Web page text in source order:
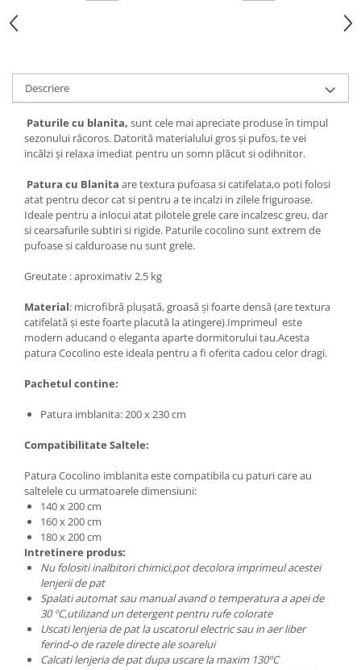
Descriere
Paturile cu blanita, sunt cele mai apreciate produse în timpul
sezonului răcoros. Datorită materialului gros și pufos, te vei
incălzi și relaxa imediat pentru un somn plăcut si odihnitor.
Patura cu Blanita are textura pufoasa si catifelata,o poti folosi
atat pentru decor cat si pentru a te incalzi in zilele friguroase.
Ideale pentru a inlocui atat pilotele grele care incalzesc greu, dar
si cearsafurile subtiri si rigide. Paturile cocolino sunt extrem de
pufoase si calduroase nu sunt grele.
Greutate : aproximativ 2.5 kg
Material: microfibră plușată, groasă și foarte densă (are textura
catifelată și este foarte placută la atingere).Imprimeul este
modern aducand o eleganta aparte dormitorului tau.Acesta
patura Cocolino este ideala pentru a fi oferita cadou celor dragi.
Pachetul contine:
Patura imblanita: 200 x 230 cm
Compatibilitate Saltele:
Patura Cocolino imblanita este compatibila cu paturi care au
saltelele cu urmatoarele dimensiuni:
140 x 200 cm
160 x 200 cm
180 x 200 cm
Intretinere produs:
Nu folositi inalbitori chimici,pot decolora imprimeul acestei
lenjerii de pat
Spalati automat sau manual avand o temperatura a apei de
30 ºC,utilizand un detergent pentru rufe colorate
Uscati lenjeria de pat la uscatorul electric sau in aer liber
ferind-o de razele directe ale soarelui
Calcati lenjeria de pat dupa uscare la maxim 130ºC